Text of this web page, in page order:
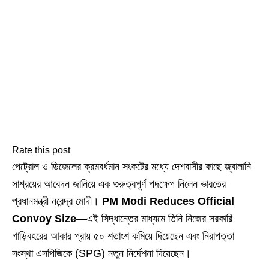
Rate this post
পেট্রোল ও ডিজেলের ক্রমবর্ধমান সংকটের মধ্যে দেশবাসীর কাছে জ্বালানি
সাশ্রয়ের আবেদন জানিয়ে এক গুরুত্বপূর্ণ পদক্ষেপ নিলেন ভারতের
প্রধানমন্ত্রী নরেন্দ্র মোদী। PM Modi Reduces Official
Convoy Size—এই সিদ্ধান্তের মাধ্যমে তিনি নিজের সরকারি
গাড়িবহরের আকার প্রায় ৫০ শতাংশ কমিয়ে দিয়েছেন এবং নিরাপত্তা
সংস্থা এসপিজিকে (SPG) নতুন নির্দেশনা দিয়েছেন।